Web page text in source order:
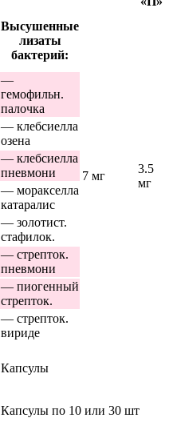
Высушенные
лизаты
бактерий:
7 мг
3.5
мг
—
гемофильн.
палочка
— клебсиелла
озена
— клебсиелла
пневмони
— моракселла
катаралис
— золотист.
стафилок.
— стрепток.
пневмони
— пиогенный
стрепток.
— стрепток.
вириде
Капсулы
Капсулы по 10 или 30 шт